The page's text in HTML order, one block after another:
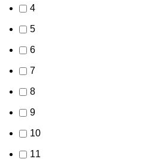
4
5
6
7
8
9
10
11